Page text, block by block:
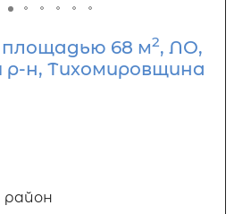
68 м2, ЛО,
р-н, Тихомировщина
район